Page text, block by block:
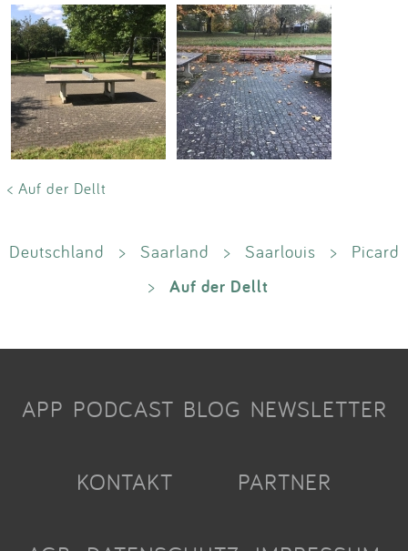
< Auf der Dellt
Deutschland > Saarland > Saarlouis >
Picard
>
Auf der Dellt
APP PODCAST BLOG NEWSLETTER
KONTAKT PARTNER